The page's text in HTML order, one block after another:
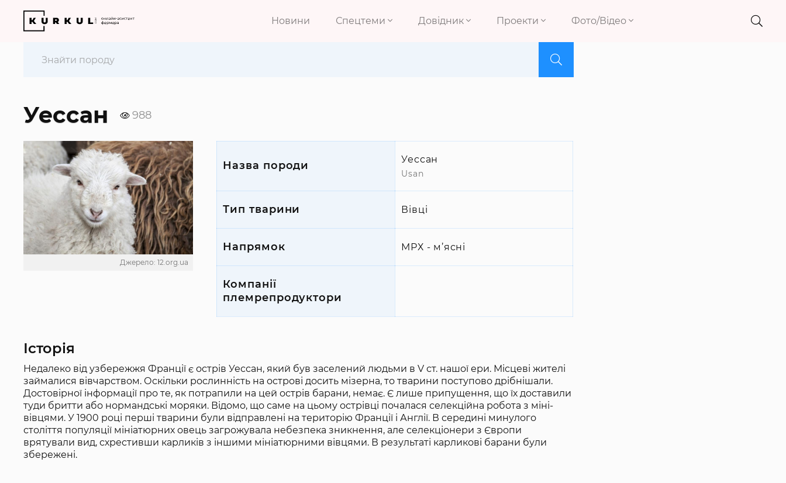
Новини Спецтеми Довідник Проекти Фото/Відео
Уессан 988
Джерело: 12.org.ua
Назва породи Уессан
Usan
Тип тварини Вівці
Напрямок МРХ - м’ясні
Компанії
племрепродуктори
Історія
Недалеко від узбережжя Франції є острів Уессан, який був заселений людьми в V ст. нашої ери. Місцеві жителі
займалися вівчарством. Оскільки рослинність на острові досить мізерна, то тварини поступово дрібнішали.
Достовірної інформації про те, як потрапили на цей острів барани, немає. Є лише припущення, що їх доставили
туди бритти або нормандські моряки. Відомо, що саме на цьому острівці почалася селекційна робота з міні-
вівцями. У 1900 році перші тварини були відправлені на територію Франції і Англії. В середині минулого
століття популяції мініатюрних овець загрожувала небезпека зникнення, але селекціонери з Європи
врятували вид, схрестивши карликів з іншими мініатюрними вівцями. В результаті карликові барани були
збережені.